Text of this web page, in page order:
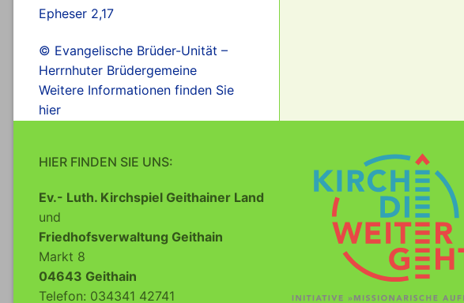
Epheser 2,17
© Evangelische Brüder-Unität –
Herrnhuter Brüdergemeine
Weitere Informationen finden Sie
hier
HIER FINDEN SIE UNS:
Ev.- Luth. Kirchspiel Geithainer Land
und
Friedhofsverwaltung Geithain
Markt 8
04643 Geithain
Telefon: 034341 42741